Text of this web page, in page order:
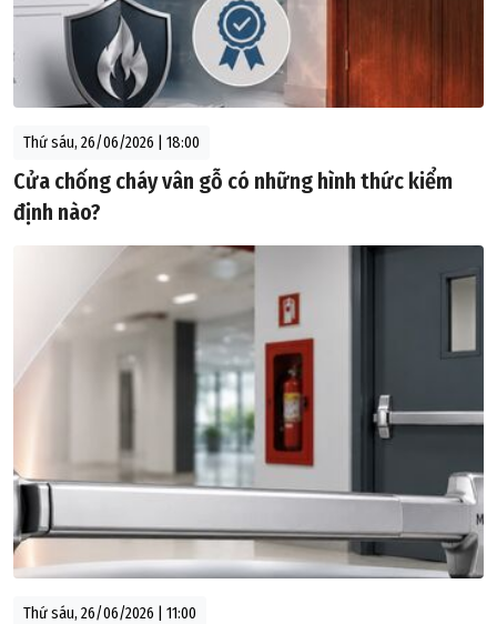
Thứ sáu, 26/06/2026 | 18:00
Cửa chống cháy vân gỗ có những hình thức kiểm
định nào?
Thứ sáu, 26/06/2026 | 11:00